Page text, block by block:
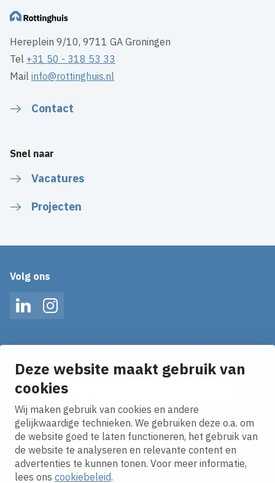
Deze website maakt gebruik van
cookies
Wij maken gebruik van cookies en andere
gelijkwaardige technieken. We gebruiken deze o.a. om
de website goed te laten functioneren, het gebruik van
de website te analyseren en relevante content en
advertenties te kunnen tonen. Voor meer informatie,
lees ons cookiebeleid.
Hereplein 9/10, 9711 GA Groningen
Tel +31 50 - 318 53 33
Mailinfo@rottinghuis.nl
Contact
Snel naar
Vacatures
Projecten
Volg ons
LinkedInInstagram
Ontvang onze nieuws alerts in je mailbox!
E-mailadres
Ik ga akkoord met hetprivacy statement.